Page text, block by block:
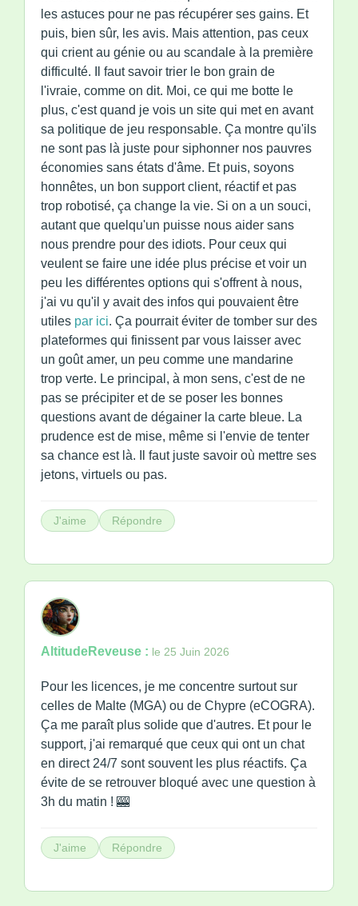
les astuces pour ne pas récupérer ses gains. Et
puis, bien sûr, les avis. Mais attention, pas ceux
qui crient au génie ou au scandale à la première
difficulté. Il faut savoir trier le bon grain de
l'ivraie, comme on dit. Moi, ce qui me botte le
plus, c'est quand je vois un site qui met en avant
sa politique de jeu responsable. Ça montre qu'ils
ne sont pas là juste pour siphonner nos pauvres
économies sans états d'âme. Et puis, soyons
honnêtes, un bon support client, réactif et pas
trop robotisé, ça change la vie. Si on a un souci,
autant que quelqu'un puisse nous aider sans
nous prendre pour des idiots. Pour ceux qui
veulent se faire une idée plus précise et voir un
peu les différentes options qui s'offrent à nous,
j'ai vu qu'il y avait des infos qui pouvaient être
utiles par ici. Ça pourrait éviter de tomber sur des
plateformes qui finissent par vous laisser avec
un goût amer, un peu comme une mandarine
trop verte. Le principal, à mon sens, c'est de ne
pas se précipiter et de se poser les bonnes
questions avant de dégainer la carte bleue. La
prudence est de mise, même si l'envie de tenter
sa chance est là. Il faut juste savoir où mettre ses
jetons, virtuels ou pas.
J'aime Répondre
AltitudeReveuse : le 25 Juin 2026
Pour les licences, je me concentre surtout sur
celles de Malte (MGA) ou de Chypre (eCOGRA).
Ça me paraît plus solide que d'autres. Et pour le
support, j'ai remarqué que ceux qui ont un chat
en direct 24/7 sont souvent les plus réactifs. Ça
évite de se retrouver bloqué avec une question à
3h du matin ! 🎰
J'aime Répondre